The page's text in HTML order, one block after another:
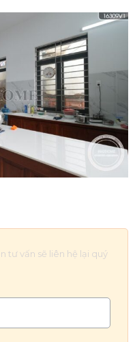
tư vấn sẽ liên hệ lại quý